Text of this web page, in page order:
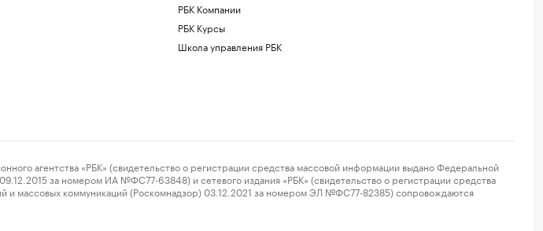
РБК Компании
РБК Курсы
Школа управления РБК
«РБК» (свидетельство о регистрации средства массовой информации выдано Федеральной
за номером ИА №ФС77-63848) и сетевого издания «РБК» (свидетельство о регистрации средства
массовых коммуникаций (Роскомнадзор) 03.12.2021 за номером ЭЛ №ФС77-82385) сопровождаются